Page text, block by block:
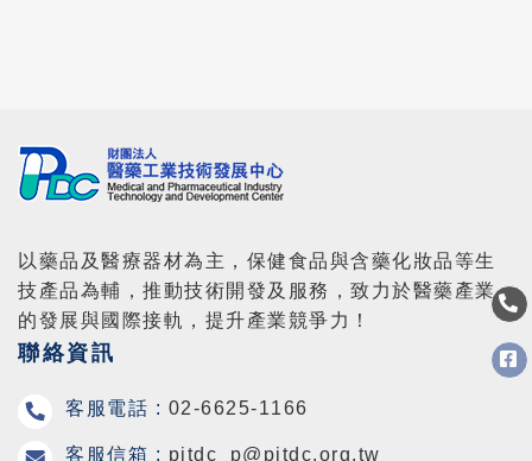
以藥品及醫療器材為主，保健食品與含藥化妝品等生
技產品為輔，推動技術開發及服務，致力於醫藥產業
的發展與國際接軌，提升產業競爭力！
聯絡資訊
客服電話 : 02-6625-1166
客服信箱 : pitdc_p@pitdc.org.tw